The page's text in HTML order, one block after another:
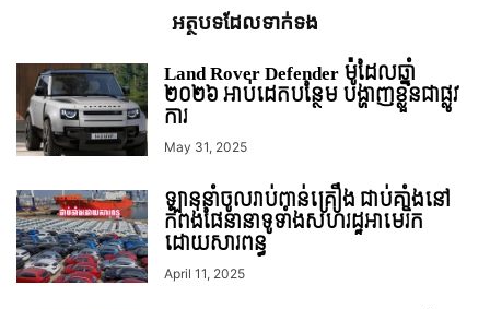
អត្ថបទ​ដែល​ទាក់ទង
Land Rover Defender ម៉ូដែលឆ្នាំ
២០២៦ អាប់ដេតបន្ថែម បង្ហាញខ្លួនជាផ្លូវ
ការ
May 31, 2025
ឡាននាំចូលរាប់ពាន់គ្រឿង ជាប់គាំងនៅ
កំពង់ផែនានាទូទាំងសហរដ្ឋអាមេរិក
ដោយសារពន្ធ
April 11, 2025